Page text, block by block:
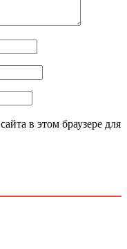
в этом браузере для